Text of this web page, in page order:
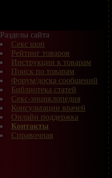
Разделы сайта
Секс шоп
Рейтинг товаров
Инструкции к товарам
Поиск по товарам
Форум/доска сообщений
Библиотека статей
Секс-энциклопедия
Консультации врачей
Онлайн поддержка
Контакты
Справочная